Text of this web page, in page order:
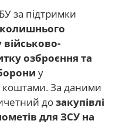
за підтримки
колишнього
озброєння та
у
За даними
дозакупівлі
для ЗСУ на